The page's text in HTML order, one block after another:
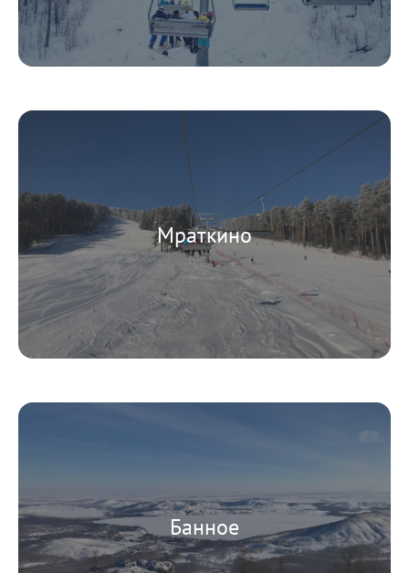
Мраткино
Банное